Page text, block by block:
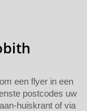
een flyer in een
postcodes uw
huiskrant of via